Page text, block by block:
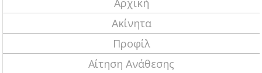
Αρχική
Ακίνητα
Προφίλ
Αίτηση Ανάθεσης